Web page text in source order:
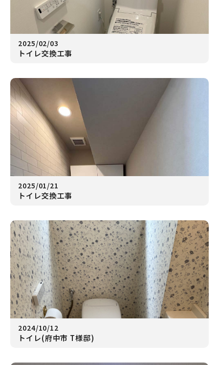
2025/02/03
トイレ交換工事
2025/01/21
トイレ交換工事
2024/10/12
トイレ(府中市 T様邸)